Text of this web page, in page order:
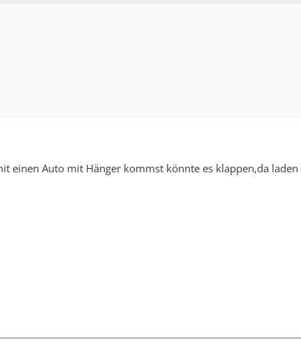
einen Auto mit Hänger kommst könnte es klappen,da